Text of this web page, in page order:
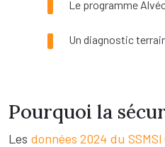
Le programme
Un diagnostic
Pourquoi la
Les données 2024 du